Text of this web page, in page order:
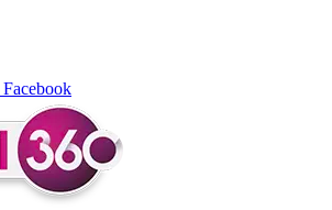
Facebook